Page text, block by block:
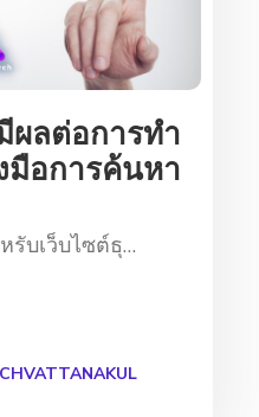
ผลต่อการทำ
มือการค้นหา
รับเว็บไซต์ธุ…